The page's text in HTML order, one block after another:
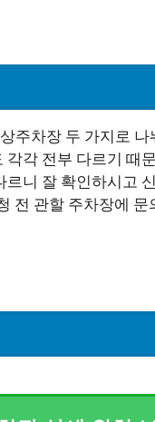
주차장 두 가지로
각 전부 다르기 때
니 잘 확인하시고
전 관할 주차장에